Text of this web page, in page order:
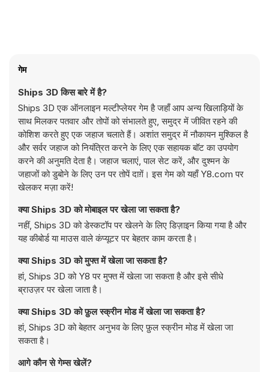
गेम
Ships 3D किस बारे में है?
Ships 3D एक ऑनलाइन मल्टीप्लेयर गेम है जहाँ आप अन्य खिलाड़ियों के
साथ मिलकर पतवार और तोपों को संभालते हुए, समुद्र में जीवित रहने की
कोशिश करते हुए एक जहाज चलाते हैं। अशांत समुद्र में नौकायन मुश्किल है
और सर्वर जहाज को नियंत्रित करने के लिए एक सहायक बॉट का उपयोग
करने की अनुमति देता है। जहाज चलाएं, पाल सेट करें, और दुश्मन के
जहाजों को डुबोने के लिए उन पर तोपें दाग़ें। इस गेम को यहाँ Y8.com पर
खेलकर मज़ा करें!
क्या Ships 3D को मोबाइल पर खेला जा सकता है?
नहीं, Ships 3D को डेस्कटॉप पर खेलने के लिए डिज़ाइन किया गया है और
यह कीबोर्ड या माउस वाले कंप्यूटर पर बेहतर काम करता है।
क्या Ships 3D को मुफ्त में खेला जा सकता है?
हां, Ships 3D को Y8 पर मुफ्त में खेला जा सकता है और इसे सीधे
ब्राउज़र पर खेला जाता है।
क्या Ships 3D को फ़ुल स्क्रीन मोड में खेला जा सकता है?
हां, Ships 3D को बेहतर अनुभव के लिए फ़ुल स्क्रीन मोड में खेला जा
सकता है।
आगे कौन से गेम्स खेलें?